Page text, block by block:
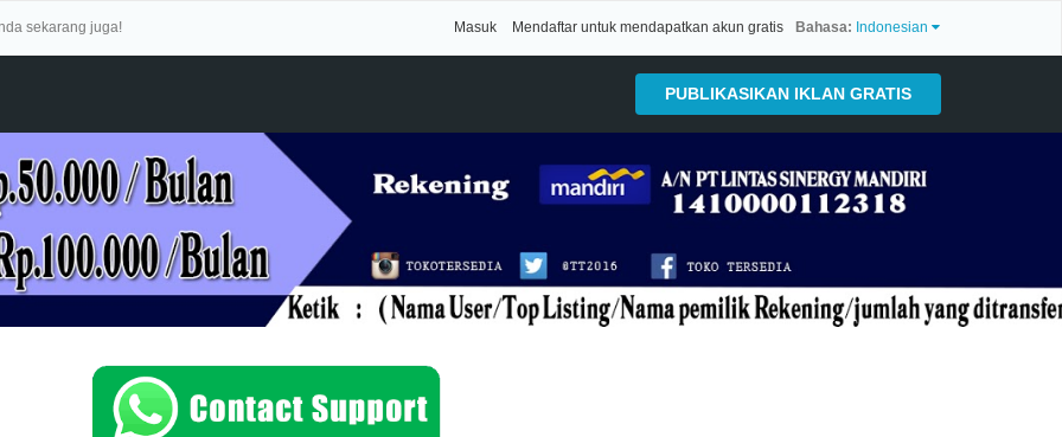
Bahasa: Indonesian
sekarang juga! Masuk Mendaftar untuk mendapatkan akun gratis
PUBLIKASIKAN IKLAN GRATIS